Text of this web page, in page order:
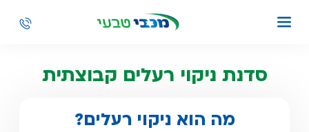
סדנת ניקוי רעלים קבוצתית
מה הוא ניקוי רעלים?